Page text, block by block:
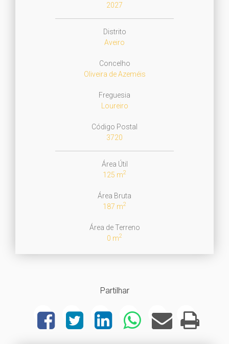
2027
Distrito
Aveiro
Concelho
Oliveira de Azeméis
Freguesia
Loureiro
Código Postal
3720
Área Útil
125 m2
Área Bruta
187 m2
Área de Terreno
0 m2
Partilhar